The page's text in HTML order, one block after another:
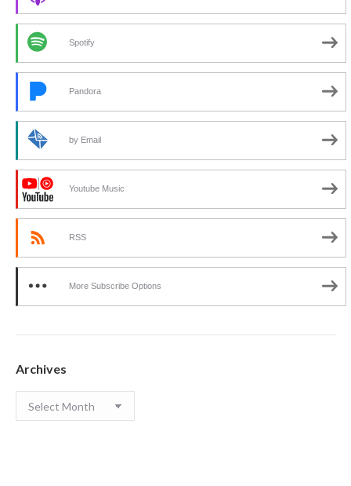
Spotify
Pandora
by Email
Youtube Music
RSS
More Subscribe Options
Archives
Archives